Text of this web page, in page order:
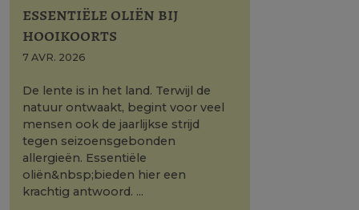
essentiële oliën bij
hooikoorts
7 AVR. 2026
De lente is in het land. Terwijl de
natuur ontwaakt, begint voor veel
mensen ook de jaarlijkse strijd
tegen seizoensgebonden
allergieën. Essentiële
oliën&nbsp;bieden hier een
krachtig antwoord. ...